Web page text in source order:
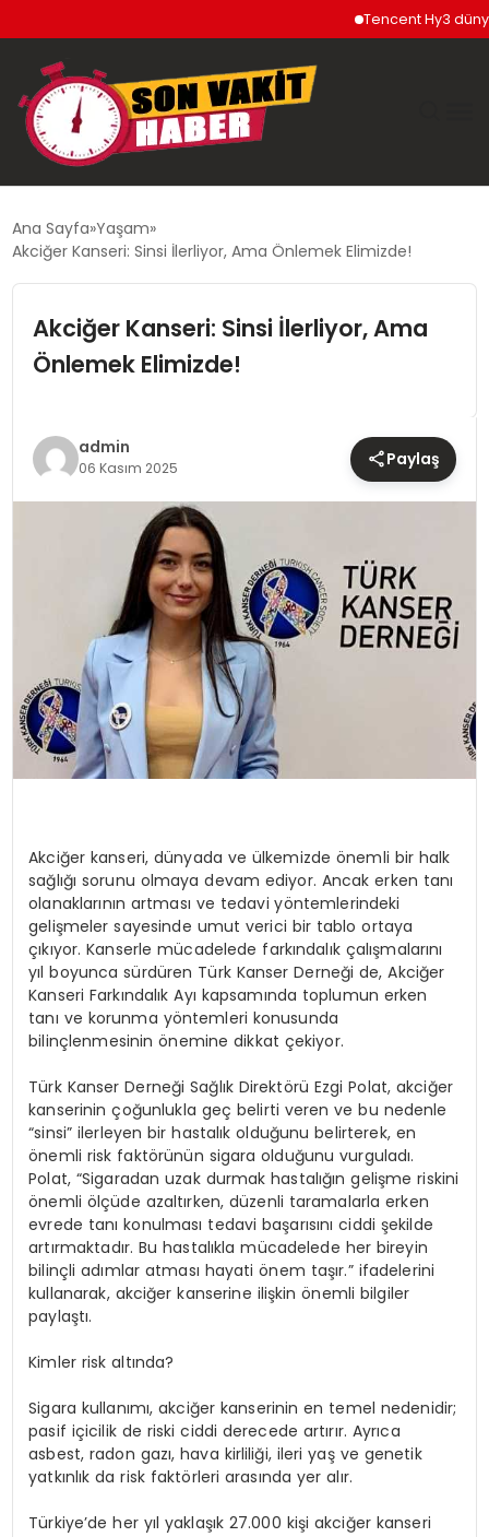
Tencent Hy3 dünya
DÜNYA
SPOR
TEKNOLOJI
Ana Sayfa Yaşam
Akciğer Kanseri: Sinsi İlerliyor, Ama Önlemek Elimizde!
Akciğer Kanseri: Sinsi İlerliyor, Ama
Önlemek Elimizde!
admin
06 Kasım 2025 Paylaş
Akciğer kanseri, dünyada ve ülkemizde önemli bir halk
sağlığı sorunu olmaya devam ediyor. Ancak erken tanı
olanaklarının artması ve tedavi yöntemlerindeki
gelişmeler sayesinde umut verici bir tablo ortaya
çıkıyor. Kanserle mücadelede farkındalık çalışmalarını
yıl boyunca sürdüren Türk Kanser Derneği de, Akciğer
Kanseri Farkındalık Ayı kapsamında toplumun erken
tanı ve korunma yöntemleri konusunda
bilinçlenmesinin önemine dikkat çekiyor.
Türk Kanser Derneği Sağlık Direktörü Ezgi Polat, akciğer
kanserinin çoğunlukla geç belirti veren ve bu nedenle
“sinsi” ilerleyen bir hastalık olduğunu belirterek, en
önemli risk faktörünün sigara olduğunu vurguladı.
Polat, “Sigaradan uzak durmak hastalığın gelişme riskini
önemli ölçüde azaltırken, düzenli taramalarla erken
evrede tanı konulması tedavi başarısını ciddi şekilde
artırmaktadır. Bu hastalıkla mücadelede her bireyin
bilinçli adımlar atması hayati önem taşır.” ifadelerini
kullanarak, akciğer kanserine ilişkin önemli bilgiler
paylaştı.
Kimler risk altında?
Sigara kullanımı, akciğer kanserinin en temel nedenidir;
pasif içicilik de riski ciddi derecede artırır. Ayrıca
asbest, radon gazı, hava kirliliği, ileri yaş ve genetik
yatkınlık da risk faktörleri arasında yer alır.
Türkiye’de her yıl yaklaşık 27.000 kişi akciğer kanseri